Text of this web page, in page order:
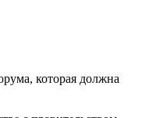
которая должна